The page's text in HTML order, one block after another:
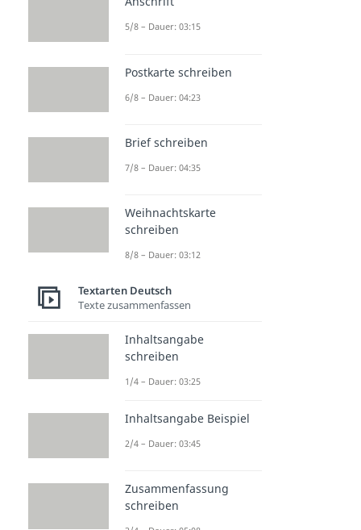
5/8 – Dauer: 03:15
Postkarte schreiben
6/8 – Dauer: 04:23
Brief schreiben
7/8 – Dauer: 04:35
Weihnachtskarte
schreiben
8/8 – Dauer: 03:12
Textarten Deutsch
Texte zusammenfassen
Inhaltsangabe
schreiben
1/4 – Dauer: 03:25
Inhaltsangabe Beispiel
2/4 – Dauer: 03:45
Zusammenfassung
schreiben